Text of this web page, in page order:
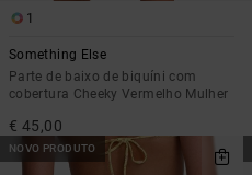
1
Something Else
Parte de baixo de biquíni com
cobertura Cheeky Vermelho Mulher
€ 45,00
NOVO PRODUTO